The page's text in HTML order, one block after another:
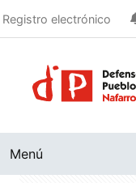
Registro electrónico
Menú